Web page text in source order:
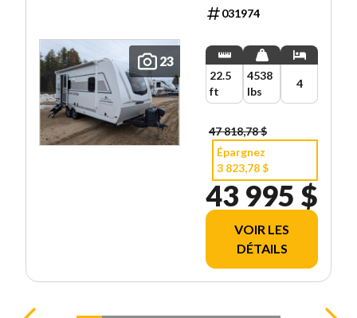
23
031974
22.5
ft
4538
lbs
4
47 818,78 $
Épargnez
3 823,78 $
43 995 $
VOIR LES
DÉTAILS